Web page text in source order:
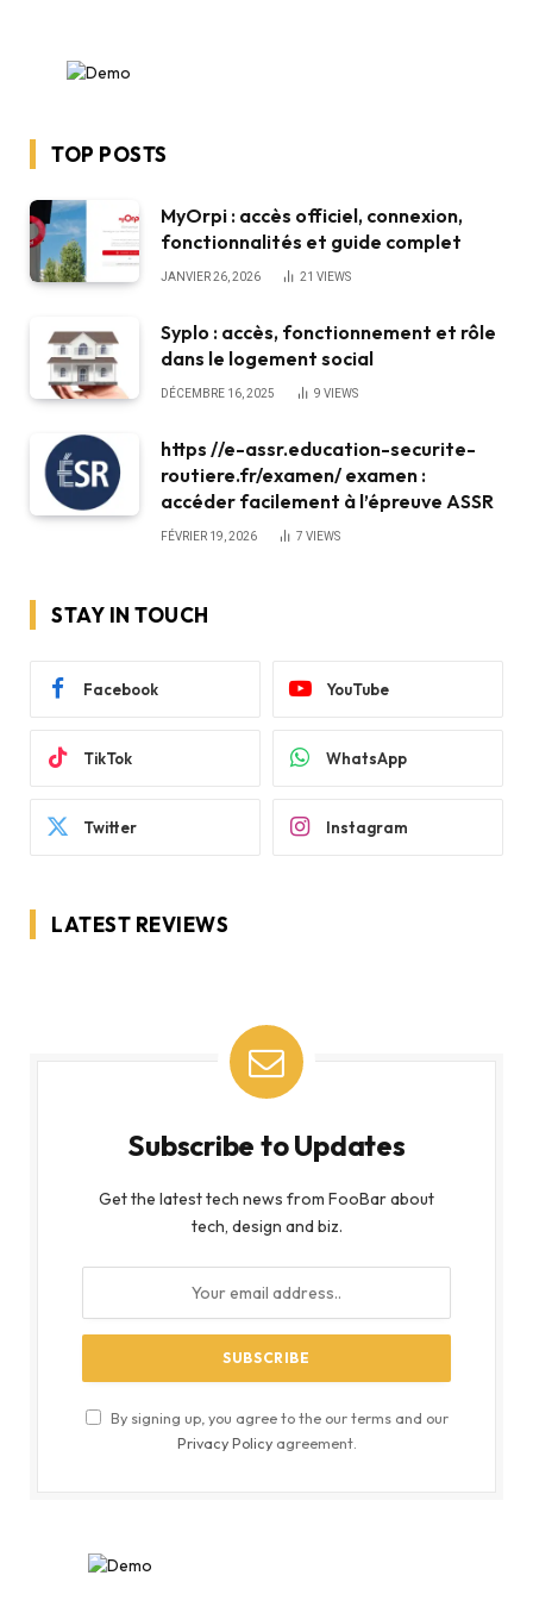
TOP POSTS
MyOrpi : accès officiel, connexion,
fonctionnalités et guide complet
JANVIER 26, 2026 21 VIEWS
Syplo : accès, fonctionnement et rôle
dans le logement social
DÉCEMBRE 16, 2025 9 VIEWS
https //e-assr.education-securite-
routiere.fr/examen/ examen :
accéder facilement à l’épreuve ASSR
FÉVRIER 19, 2026 7 VIEWS
STAY IN TOUCH
Facebook YouTube
TikTok WhatsApp
Twitter Instagram
LATEST REVIEWS
Subscribe to Updates
Get the latest tech news from FooBar about
tech, design and biz.
By signing up, you agree to the our terms and our
Privacy Policyagreement.